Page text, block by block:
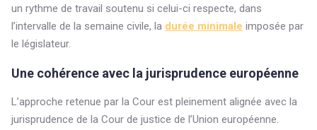
un rythme de travail soutenu si celui-ci respecte, dans
l’intervalle de la semaine civile, la durée minimale imposée par
le législateur.
Une cohérence avec la jurisprudence européenne
L’approche retenue par la Cour est pleinement alignée avec la
jurisprudence de la Cour de justice de l’Union européenne.